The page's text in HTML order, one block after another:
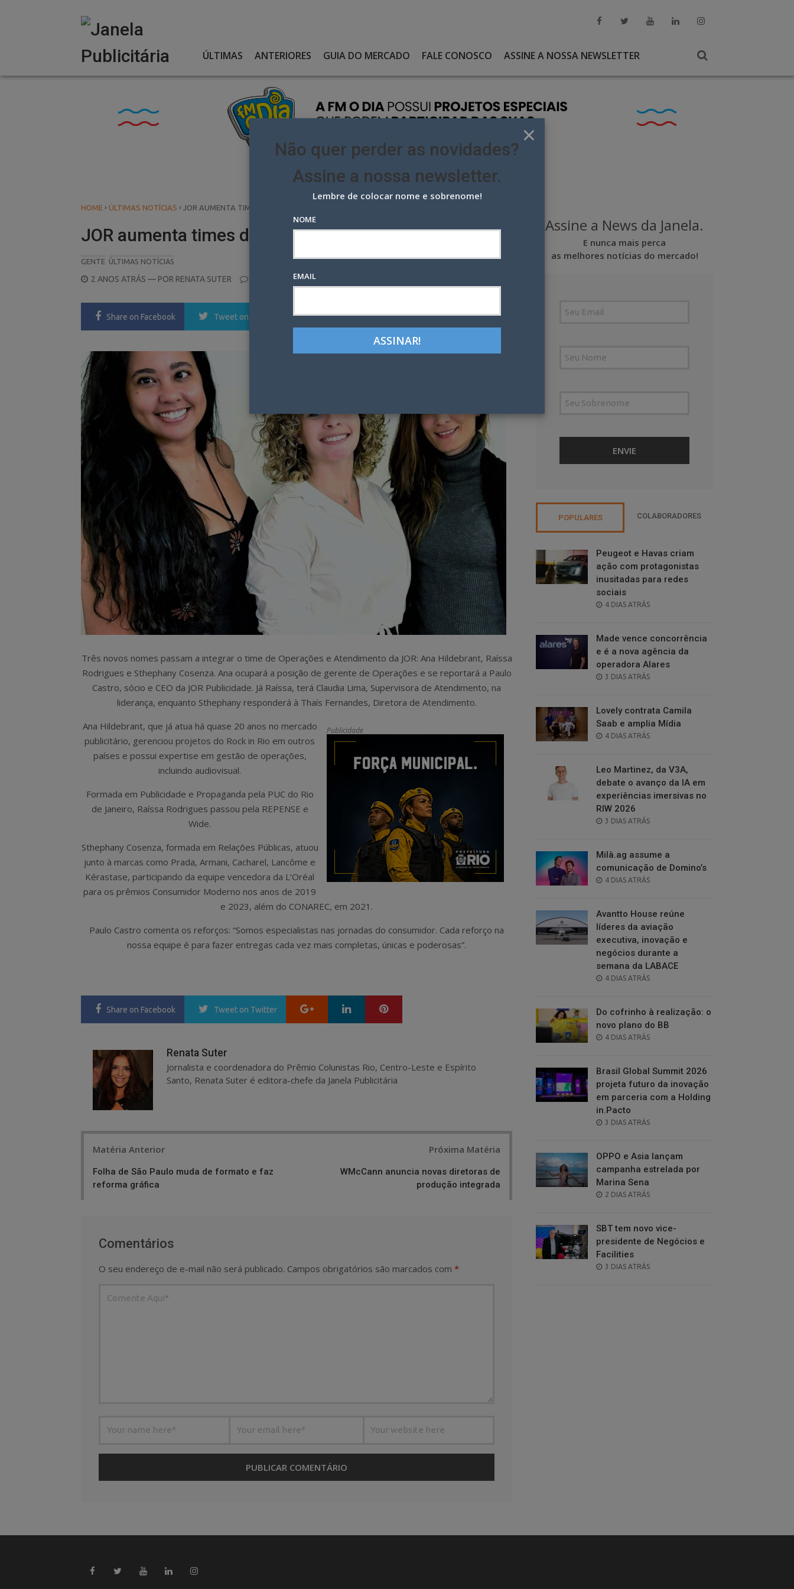
ÚLTIMAS ANTERIORES GUIA DO MERCADO FALE CONOSCO ASSINE A NOSSA NEWSLETTER
HOME › ÚLTIMAS NOTÍCIAS › JOR AUMENTA TIMES DE OPERAÇÕES E ATENDIMENTO
JOR aumenta times de Operações e Atendimento
GENTE ÚLTIMAS NOTÍCIAS
POSTED
2 ANOS ATRÁS — POR RENATA SUTER
Share on Facebook Tweet on Twitter Google+ LinkedIn Pinterest
Três novos nomes passam a integrar o time de Operações e Atendimento da JOR: Ana Hildebrant, Raíssa
Rodrigues e Sthephany Cosenza. Ana ocupará a posição de gerente de Operações e se reportará a Paulo
Castro, sócio e CEO da JOR Publicidade. Já Raíssa, terá Claudia Lima, Supervisora de Atendimento, na
liderança, enquanto Sthephany responderá à Thaís Fernandes, Diretora de Atendimento.
Publicidade
Ana Hildebrant, que já atua há quase 20 anos no mercado
publicitário, gerenciou projetos do Rock in Rio em outros
países e possui expertise em gestão de operações,
incluindo audiovisual.
Formada em Publicidade e Propaganda pela PUC do Rio
de Janeiro, Raíssa Rodrigues passou pela REPENSE e
Wide.
Sthephany Cosenza, formada em Relações Públicas, atuou
junto à marcas como Prada, Armani, Cacharel, Lancôme e
Kérastase, participando da equipe vencedora da L’Oréal
para os prêmios Consumidor Moderno nos anos de 2019
e 2023, além do CONAREC, em 2021.
Paulo Castro comenta os reforços: “Somos especialistas nas jornadas do consumidor. Cada reforço na
nossa equipe é para fazer entregas cada vez mais completas, únicas e poderosas”.
Share on Facebook Tweet on Twitter Google+ LinkedIn
Renata Suter
Jornalista e coordenadora do Prêmio Colunistas Rio, Centro-Leste e Espírito
Santo, Renata Suter é editora-chefe da Janela Publicitária
Matéria Anterior
Folha de São Paulo muda de formato e faz
reforma gráfica
Próxima Matéria
WMcCann anuncia novas diretoras de
produção integrada
Comentários
O seu endereço de e-mail não será publicado. Campos obrigatórios são marcados com *
Assine a News da Janela.
E nunca mais perca
as melhores notícias do mercado!
POPULARES COLABORADORES
Peugeot e Havas criam
ação com protagonistas
inusitadas para redes
sociais
POSTED
4 DIAS ATRÁS
Made vence concorrência
e é a nova agência da
operadora Alares
POSTED
3 DIAS ATRÁS
Lovely contrata Camila
Saab e amplia Mídia
POSTED
4 DIAS ATRÁS
Leo Martinez, da V3A,
debate o avanço da IA em
experiências imersivas no
RIW 2026
POSTED
3 DIAS ATRÁS
Milà.ag assume a
comunicação de Domino’s
POSTED
4 DIAS ATRÁS
Avantto House reúne
líderes da aviação
executiva, inovação e
negócios durante a
semana da LABACE
POSTED
4 DIAS ATRÁS
Do cofrinho à realização: o
novo plano do BB
POSTED
4 DIAS ATRÁS
Brasil Global Summit 2026
projeta futuro da inovação
em parceria com a Holding
in.Pacto
POSTED
3 DIAS ATRÁS
OPPO e Asia lançam
campanha estrelada por
Marina Sena
POSTED
2 DIAS ATRÁS
SBT tem novo vice-
presidente de Negócios e
Facilities
POSTED
3 DIAS ATRÁS
×
Não quer perder as novidades?
Assine a nossa newsletter.
Lembre de colocar nome e sobrenome!
NOME
EMAIL